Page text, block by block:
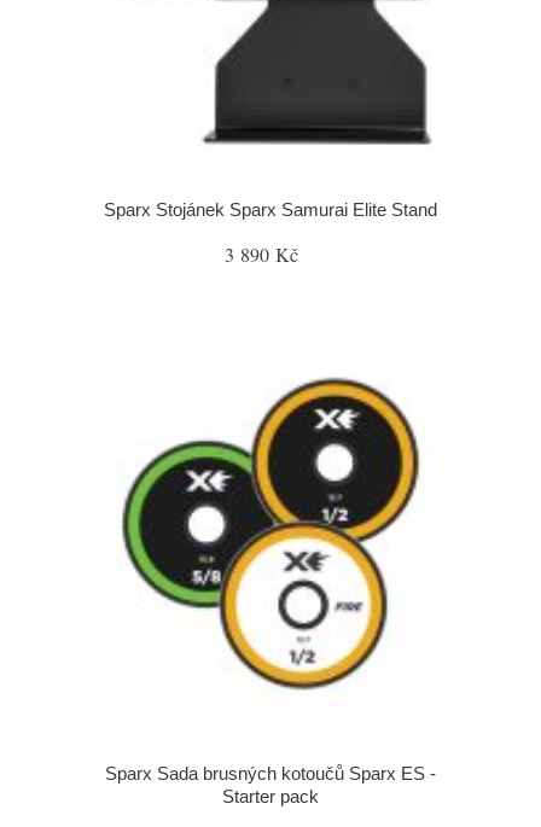
Sparx Stojánek Sparx Samurai Elite Stand
3 890 Kč
Sparx Sada brusných kotoučů Sparx ES -
Starter pack